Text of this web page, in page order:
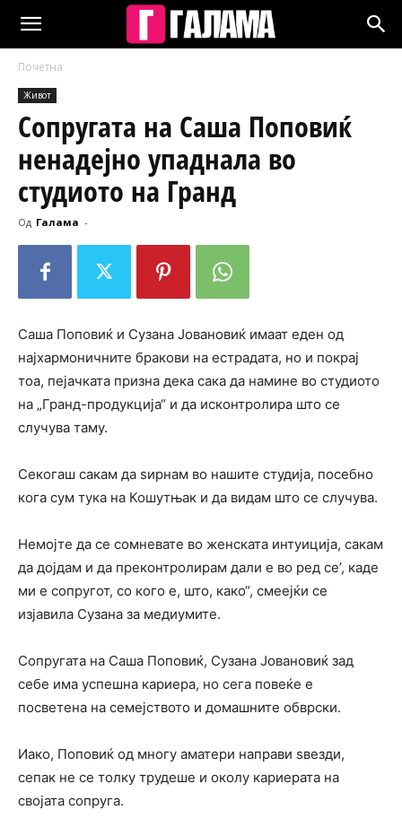
Почетна
Живот
Сопругата на Саша Поповиќ
ненадејно упаднала во
студиото на Гранд
Од Галама -
Саша Поповиќ и Сузана Јовановиќ имаат еден од
најхармоничните бракови на естрадата, но и покрај
тоа, пејачката призна дека сака да намине во студиото
на „Гранд-продукција“ и да исконтролира што се
случува таму.
Секогаш сакам да ѕирнам во нашите студија, посебно
кога сум тука на Кошутњак и да видам што се случува.
Немојте да се сомневате во женската интуиција, сакам
да дојдам и да преконтролирам дали е во ред се’, каде
ми е сопругот, со кого е, што, како“, смеејќи се
изјавила Сузана за медиумите.
Сопругата на Саша Поповиќ, Сузана Јовановиќ зад
себе има успешна кариера, но сега повеќе е
посветена на семејството и домашните обврски.
Иако, Поповиќ од многу аматери направи ѕвезди,
сепак не се толку трудеше и околу кариерата на
својата сопруга.